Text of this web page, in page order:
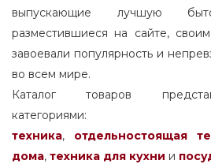
выпускающие лучшую
разместившиеся на сайте,
завоевали популярность и
во всем мире.
Каталог товаров
техника, отдельностоящая
дома, техника для кухни и